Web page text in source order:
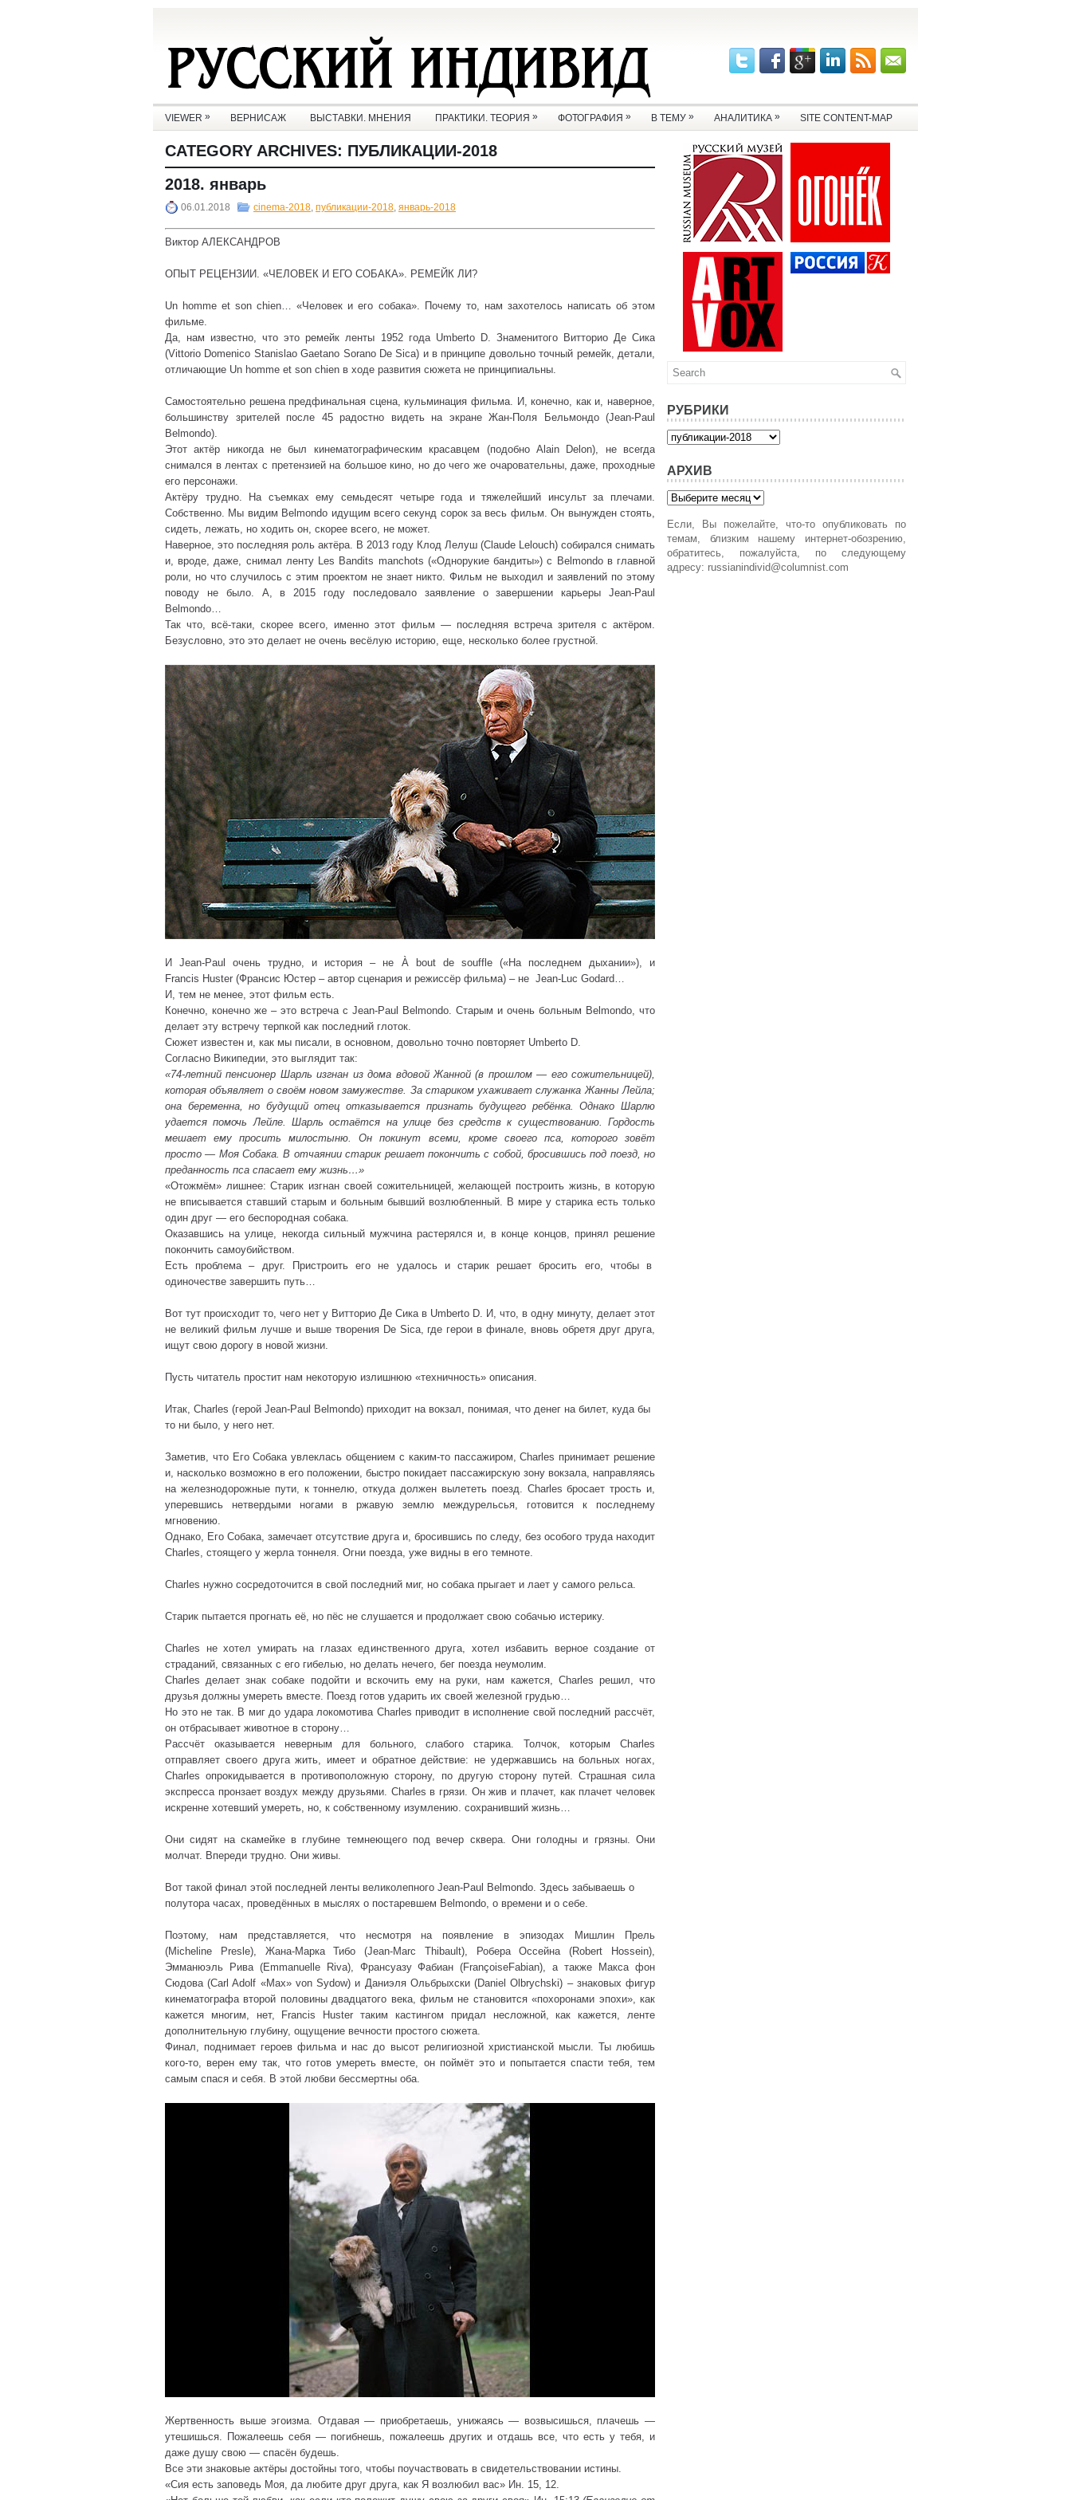
VIEWER » ВЕРНИСАЖ ВЫСТАВКИ. МНЕНИЯ ПРАКТИКИ. ТЕОРИЯ » ФОТОГРАФИЯ » В ТЕМУ » АНАЛИТИКА » SITE CONTENT-MAP
CATEGORY ARCHIVES: ПУБЛИКАЦИИ-2018
2018. январь
06.01.2018 cinema-2018, публикации-2018, январь-2018
Виктор АЛЕКСАНДРОВ
ОПЫТ РЕЦЕНЗИИ. «ЧЕЛОВЕК И ЕГО СОБАКА». РЕМЕЙК ЛИ?
Un homme et son chien… «Человек и его собака». Почему то, нам захотелось написать об этом
фильме.
Да, нам известно, что это ремейк ленты 1952 года Umberto D. Знаменитого Витторио Де Сика
(Vittorio Domenico Stanislao Gaetano Sorano De Sica) и в принципе довольно точный ремейк, детали,
отличающие Un homme et son chien в ходе развития сюжета не принципиальны.
Самостоятельно решена предфинальная сцена, кульминация фильма. И, конечно, как и, наверное,
большинству зрителей после 45 радостно видеть на экране Жан-Поля Бельмондо (Jean-Paul
Belmondo).
Этот актёр никогда не был кинематографическим красавцем (подобно Alain Delon), не всегда
снимался в лентах с претензией на большое кино, но до чего же очаровательны, даже, проходные
его персонажи.
Актёру трудно. На съемках ему семьдесят четыре года и тяжелейший инсульт за плечами.
Собственно. Мы видим Belmondo идущим всего секунд сорок за весь фильм. Он вынужден стоять,
сидеть, лежать, но ходить он, скорее всего, не может.
Наверное, это последняя роль актёра. В 2013 году Клод Лелуш (Claude Lelouch) собирался снимать
и, вроде, даже, снимал ленту Les Bandits manchots («Однорукие бандиты») с Belmondo в главной
роли, но что случилось с этим проектом не знает никто. Фильм не выходил и заявлений по этому
поводу не было. А, в 2015 году последовало заявление о завершении карьеры Jean-Paul
Belmondo…
Так что, всё-таки, скорее всего, именно этот фильм — последняя встреча зрителя с актёром.
Безусловно, это это делает не очень весёлую историю, еще, несколько более грустной.
И Jean-Paul очень трудно, и история – не À bout de souffle («На последнем дыхании»), и
Francis Huster (Франсис Юстер – автор сценария и режиссёр фильма) – не Jean-Luc Godard…
И, тем не менее, этот фильм есть.
Конечно, конечно же – это встреча с Jean-Paul Belmondo. Старым и очень больным Belmondo, что
делает эту встречу терпкой как последний глоток.
Сюжет известен и, как мы писали, в основном, довольно точно повторяет Umberto D.
Согласно Википедии, это выглядит так:
«74-летний пенсионер Шарль изгнан из дома вдовой Жанной (в прошлом — его сожительницей),
которая объявляет о своём новом замужестве. За стариком ухаживает служанка Жанны Лейла;
она беременна, но будущий отец отказывается признать будущего ребёнка. Однако Шарлю
удается помочь Лейле. Шарль остаётся на улице без средств к существованию. Гордость
мешает ему просить милостыню. Он покинут всеми, кроме своего пса, которого зовёт
просто — Моя Собака. В отчаянии старик решает покончить с собой, бросившись под поезд, но
преданность пса спасает ему жизнь…»
«Отожмём» лишнее: Старик изгнан своей сожительницей, желающей построить жизнь, в которую
не вписывается ставший старым и больным бывший возлюбленный. В мире у старика есть только
один друг — его беспородная собака.
Оказавшись на улице, некогда сильный мужчина растерялся и, в конце концов, принял решение
покончить самоубийством.
Есть проблема – друг. Пристроить его не удалось и старик решает бросить его, чтобы в
одиночестве завершить путь…
Вот тут происходит то, чего нет у Витторио Де Сика в Umberto D. И, что, в одну минуту, делает этот
не великий фильм лучше и выше творения De Sica, где герои в финале, вновь обретя друг друга,
ищут свою дорогу в новой жизни.
Пусть читатель простит нам некоторую излишнюю «техничность» описания.
Итак, Charles (герой Jean-Paul Belmondo) приходит на вокзал, понимая, что денег на билет, куда бы
то ни было, у него нет.
Заметив, что Его Собака увлеклась общением с каким-то пассажиром, Charles принимает решение
и, насколько возможно в его положении, быстро покидает пассажирскую зону вокзала, направляясь
на железнодорожные пути, к тоннелю, откуда должен вылететь поезд. Charles бросает трость и,
уперевшись нетвердыми ногами в ржавую землю междурельсья, готовится к последнему
мгновению.
Однако, Его Собака, замечает отсутствие друга и, бросившись по следу, без особого труда находит
Charles, стоящего у жерла тоннеля. Огни поезда, уже видны в его темноте.
Charles нужно сосредоточится в свой последний миг, но собака прыгает и лает у самого рельса.
Старик пытается прогнать её, но пёс не слушается и продолжает свою собачью истерику.
Charles не хотел умирать на глазах единственного друга, хотел избавить верное создание от
страданий, связанных с его гибелью, но делать нечего, бег поезда неумолим.
Charles делает знак собаке подойти и вскочить ему на руки, нам кажется, Charles решил, что
друзья должны умереть вместе. Поезд готов ударить их своей железной грудью…
Но это не так. В миг до удара локомотива Charles приводит в исполнение свой последний рассчёт,
он отбрасывает животное в сторону…
Рассчёт оказывается неверным для больного, слабого старика. Толчок, которым Charles
отправляет своего друга жить, имеет и обратное действие: не удержавшись на больных ногах,
Charles опрокидывается в противоположную сторону, по другую сторону путей. Страшная сила
экспресса пронзает воздух между друзьями. Charles в грязи. Он жив и плачет, как плачет человек
искренне хотевший умереть, но, к собственному изумлению. сохранивший жизнь…
Они сидят на скамейке в глубине темнеющего под вечер сквера. Они голодны и грязны. Они
молчат. Впереди трудно. Они живы.
Вот такой финал этой последней ленты великолепного Jean-Paul Belmondo. Здесь забываешь о
полутора часах, проведённых в мыслях о постаревшем Belmondo, о времени и о себе.
Поэтому, нам представляется, что несмотря на появление в эпизодах Мишлин Прель
(Micheline Presle), Жана-Марка Тибо (Jean-Marc Thibault), Робера Оссейна (Robert Hossein),
Эмманюэль Рива (Emmanuelle Riva), Франсуазу Фабиан (FrançoiseFabian), а также Макса фон
Сюдова (Carl Adolf «Max» von Sydow) и Даниэля Ольбрыхски (Daniel Olbrychski) – знаковых фигур
кинематографа второй половины двадцатого века, фильм не становится «похоронами эпохи», как
кажется многим, нет, Francis Huster таким кастингом придал несложной, как кажется, ленте
дополнительную глубину, ощущение вечности простого сюжета.
Финал, поднимает героев фильма и нас до высот религиозной христианской мысли. Ты любишь
кого-то, верен ему так, что готов умереть вместе, он поймёт это и попытается спасти тебя, тем
самым спася и себя. В этой любви бессмертны оба.
Жертвенность выше эгоизма. Отдавая — приобретаешь, унижаясь — возвысишься, плачешь —
утешишься. Пожалеешь себя — погибнешь, пожалеешь других и отдашь все, что есть у тебя, и
даже душу свою — спасён будешь.
Все эти знаковые актёры достойны того, чтобы поучаствовать в свидетельствовании истины.
«Сия есть заповедь Моя, да любите друг друга, как Я возлюбил вас» Ин. 15, 12.
РУБРИКИ
Рубрики
АРХИВ
Архив
Если, Вы пожелайте, что-то опубликовать по
темам, близким нашему интернет-обозрению,
обратитесь, пожалуйста, по следующему
адресу: russianindivid@columnist.com